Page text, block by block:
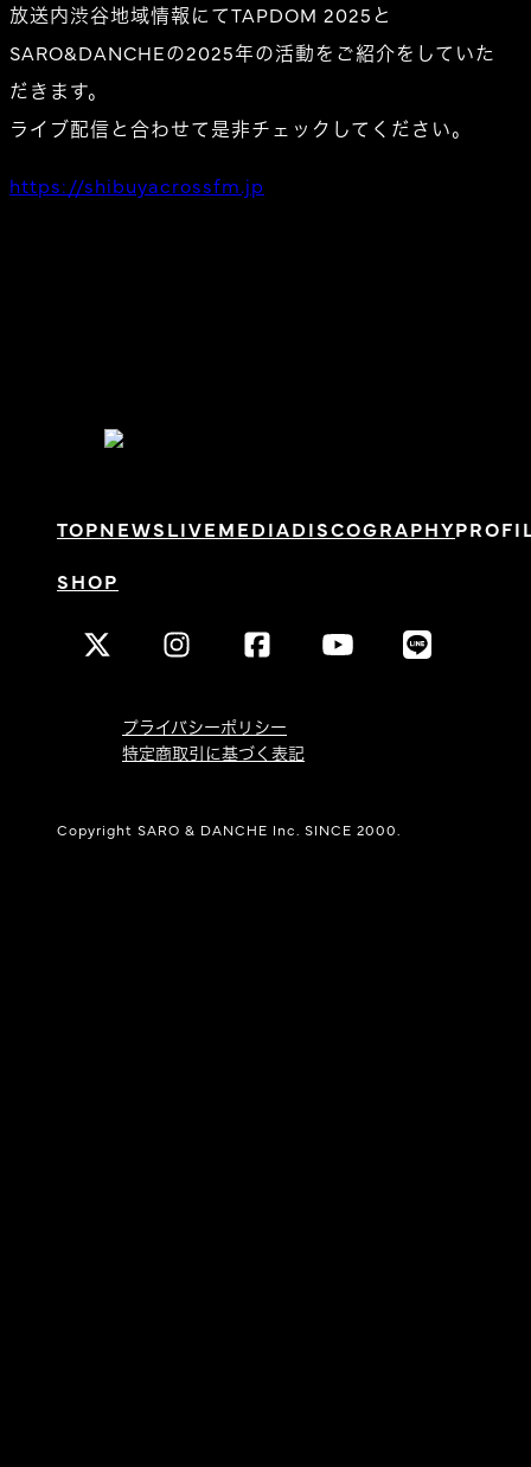
放送内渋谷地域情報にてTAPDOM 2025と
SARO&DANCHEの2025年の活動をご紹介をしていた
だきます。
ライブ配信と合わせて是非チェックしてください。
https://shibuyacrossfm.jp
TOPNEWSLIVEMEDIADISCOGRAPHY
SHOP
プライバシーポリシー
特定商取引に基づく表記
Copyright SARO & DANCHE Inc. SINCE 2000.